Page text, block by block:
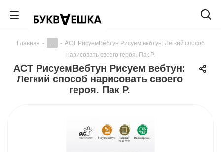
Главная - - АСТ РисуемВебтун Рисуем вебтун: Легкий способ
нарисовать своего героя. Пак Р.
АСТ РисуемВебтун Рисуем вебтун:
Легкий способ нарисовать своего
героя. Пак Р.